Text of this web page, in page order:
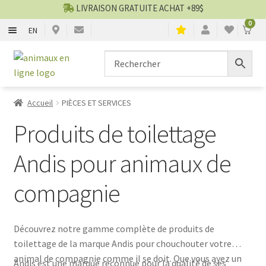
EN
0
Aller
à
navigation
Aller
au
LIVRAISON GRATUITE ACHAT +89$
CHIENS
SERVICES
VENTES
Accueil PIÈCES ET SERVICES
Produits de toilettage
Andis pour animaux de
compagnie
Découvrez notre gamme complète de produits de
toilettage de la marque Andis pour chouchouter votre
animal de compagnie comme il se doit. Que vous ayez un
Andis est une marque reconnue pour la qualité de ses